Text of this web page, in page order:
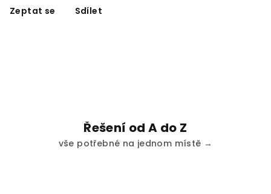
Zeptat se Sdílet
Řešení od A do Z
vše potřebné na jednom místě →